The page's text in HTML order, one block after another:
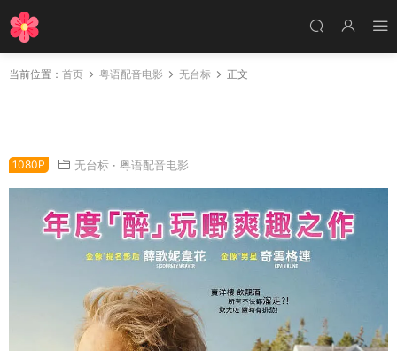
当前位置： 首页 粤语配音电影 无台标 正文
1080P 无台标 · 粤语配音电影